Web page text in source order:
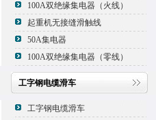
100A双绝缘集电器（火线）
起重机无接缝滑触线
50A集电器
100A双绝缘集电器（零线）
工字钢电缆滑车
工字钢电缆滑车